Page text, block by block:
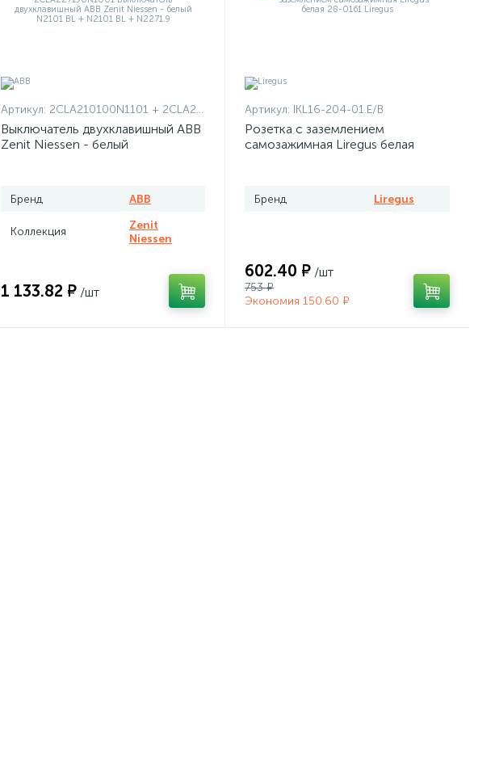
Артикул: 2CLA210100N1101 + 2CLA210100N1101 + 2CLA227190N1001
Выключатель двухклавишный ABB
Zenit Niessen - белый
Бренд ABB
Коллекция
Zenit
Niessen
1 133.82 ₽ /шт
Артикул: IKL16-204-01.E/B
Розетка с заземлением
самозажимная Liregus белая
Бренд Liregus
602.40 ₽ /шт
753 ₽
Экономия 150.60 ₽